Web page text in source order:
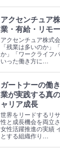
アクセンチュア
業・有給・リモ
アクセンチュア株式
「残業は多いのか」
か」「ワークライフ
いった働き方に…
ガートナーの働
業が実践する真
ャリア成長
世界をリードするリ
性と成長機会を両立
女性活躍推進の実績
とする組織作り…